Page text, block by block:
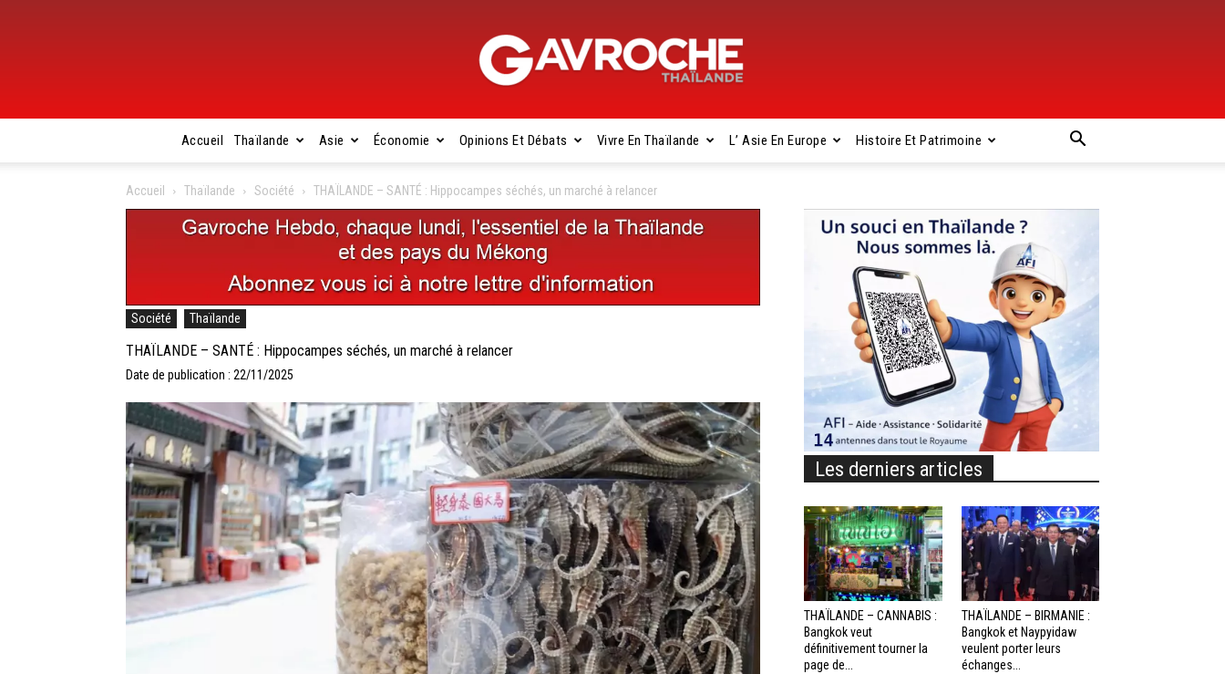
Gavroche
Accueil Thaïlande Asie Économie Opinions Et Débats Vivre En Thaïlande L’ Asie En Europe Histoire Et Patrimoine
Accueil Thaïlande Société THAÏLANDE – SANTÉ : Hippocampes séchés, un marché à relancer
Société Thaïlande
THAÏLANDE – SANTÉ : Hippocampes séchés, un marché à relancer
Date de publication : 22/11/2025
Les derniers articles
THAÏLANDE – CANNABIS :
Bangkok veut
définitivement tourner la
page de...
THAÏLANDE – BIRMANIE :
Bangkok et Naypyidaw
veulent porter leurs
échanges...